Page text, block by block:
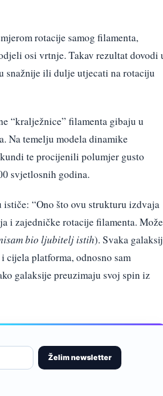
rotacije samog filamenta,
osi vrtnje. Takav rezultat dovodi
snažnije ili dulje utjecati na rotaciju
“kralježnice” filamenta gibaju u
Na temelju modela dinamike
te procijenili polumjer gusto
svjetlosnih godina.
“Ono što ovu strukturu izdvaja
i zajedničke rotacije filamenta. Može
bio ljubitelj istih). Svaka
cijela platforma, odnosno sam
galaksije preuzimaju svoj spin iz
Želim newsletter